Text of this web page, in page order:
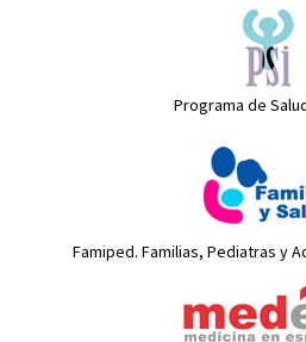
Programa de
Famiped. Familias, Pediatras y